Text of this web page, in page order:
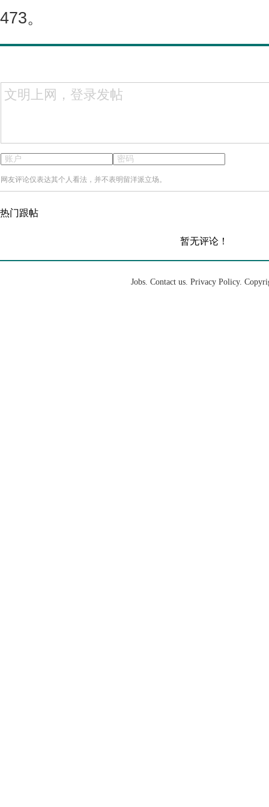
473。
网友评论仅表达其个人看法，并不表明留洋派立场。
热门跟帖
暂无评论！
Jobs. Contact us. Privacy Policy.